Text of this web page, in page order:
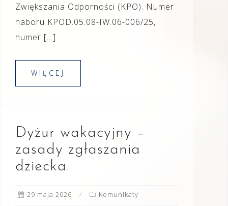
Zwiększania Odporności (KPO). Numer
naboru KPOD.05.08-IW.06-006/25,
numer […]
WIĘCEJ
Dyżur wakacyjny –
zasady zgłaszania
dziecka.
29 maja 2026 Komunikaty